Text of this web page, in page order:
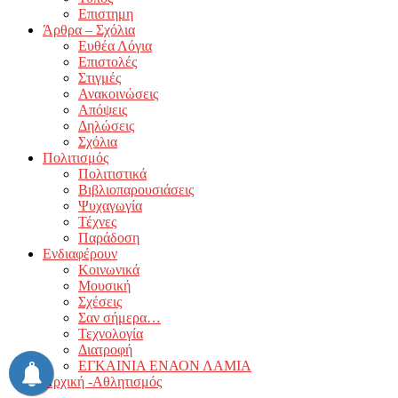
Επιστημη
Άρθρα – Σχόλια
Ευθέα Λόγια
Επιστολές
Στιγμές
Ανακοινώσεις
Απόψεις
Δηλώσεις
Σχόλια
Πολιτισμός
Πολιτιστικά
Βιβλιοπαρουσιάσεις
Ψυχαγωγία
Τέχνες
Παράδοση
Ενδιαφέρουν
Κοινωνικά
Μουσική
Σχέσεις
Σαν σήμερα…
Τεχνολογία
Διατροφή
ΕΓΚΑΙΝΙΑ ΕΝΑΟΝ ΛΑΜΙΑ
Αρχική -Αθλητισμός